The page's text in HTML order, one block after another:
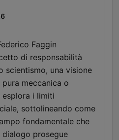
Faggin
di responsabilità
scientismo, una visione
meccanica o
esplora i limiti
sottolineando come
fondamentale che
dialogo prosegue